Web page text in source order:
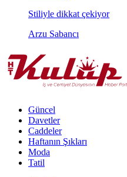
Stiliyle dikkat çekiyor
Arzu Sabancı
Güncel
Davetler
Caddeler
Haftanın Şıkları
Moda
Tatil